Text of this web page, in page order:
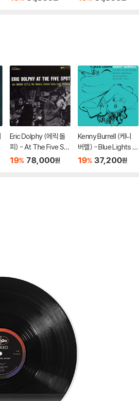
Eric Dolphy (에릭 돌
피) - At The Five Sp
ot [LP]
19% 78,000원
Kenny Burrell (케니
버렐) - Blue Lights V
olume 1 [LP]
19% 37,200원